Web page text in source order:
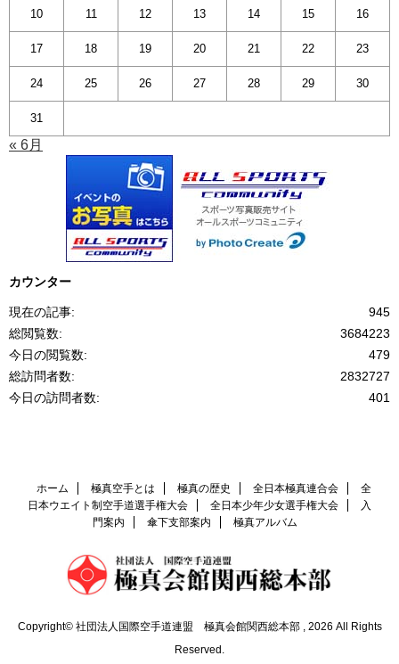
10 11 12 13 14 15 16
17 18 19 20 21 22 23
24 25 26 27 28 29 30
31
« 6月
カウンター
945
現在の記事:
3684223
総閲覧数:
479
今日の閲覧数:
2832727
総訪問者数:
401
今日の訪問者数:
ホーム 極真空手とは 極真の歴史 全日本極真連合会
全
日本ウエイト制空手道選手権大会
全日本少年少女選手権大会
入
門案内
傘下支部案内 極真アルバム
Copyright© 社団法人国際空手道連盟 極真会館関西総本部 , 2026 All Rights
Reserved.